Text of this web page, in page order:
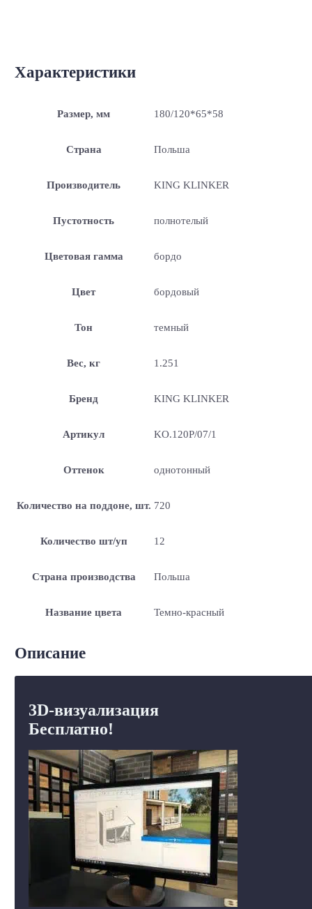
Характеристики
Размер, мм 180/120*65*58
Страна Польша
Производитель KING KLINKER
Пустотность полнотелый
Цветовая гамма бордо
Цвет бордовый
Тон темный
Вес, кг 1.251
Бренд KING KLINKER
Артикул KO.120Р/07/1
Оттенок однотонный
Количество на поддоне, шт. 720
Количество шт/уп 12
Страна производства Польша
Название цвета Темно-красный
Описание
3D-визуализация
Бесплатно!